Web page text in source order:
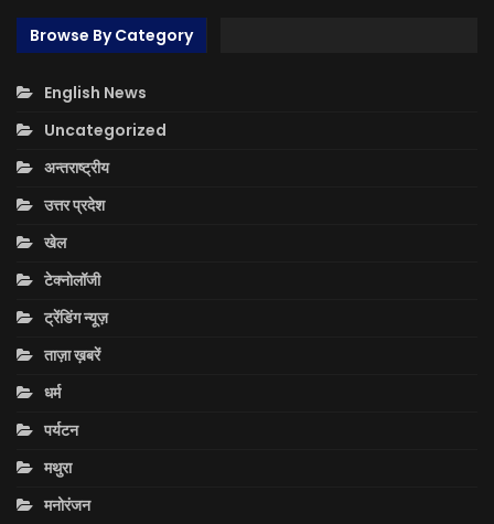
Browse By Category
English News
Uncategorized
अन्तराष्ट्रीय
उत्तर प्रदेश
खेल
टेक्नोलॉजी
ट्रेंडिंग न्यूज़
ताज़ा ख़बरें
धर्म
पर्यटन
मथुरा
मनोरंजन